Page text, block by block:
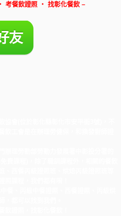
考餐飲證照 ‧ 找彰化餐飲 –